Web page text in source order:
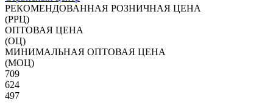
РЕКОМЕНДОВАННАЯ РОЗНИЧНАЯ ЦЕНА
(РРЦ)
ОПТОВАЯ ЦЕНА
(ОЦ)
МИНИМАЛЬНАЯ ОПТОВАЯ ЦЕНА
(МОЦ)
709
624
497